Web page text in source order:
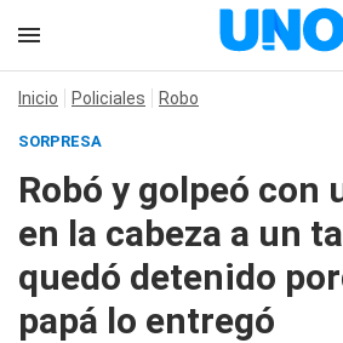
Inicio Policiales Robo
SORPRESA
Robó y golpeó con
en la cabeza a un
quedó detenido
papá lo entregó